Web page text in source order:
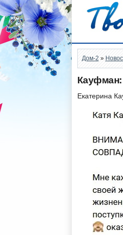
Дом-2 »
Кауфман:
Екатерина